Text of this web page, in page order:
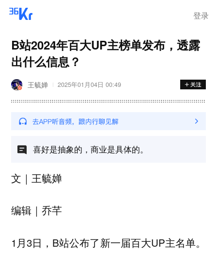
登录
B站2024年百大UP主榜单发布，透露
出什么信息？
王毓婵 2025年01月04日 00:49
喜好是抽象的，商业是具体的。
文｜王毓婵
编辑｜乔芊
1月3日，B站公布了新一届百大UP主名单。